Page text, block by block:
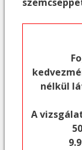
nélkül
A